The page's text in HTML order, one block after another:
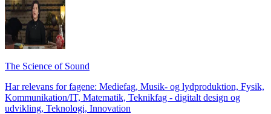
The Science of Sound
Har relevans for fagene: Mediefag, Musik- og lydproduktion, Fysik,
Kommunikation/IT, Matematik, Teknikfag - digitalt design og
udvikling, Teknologi, Innovation